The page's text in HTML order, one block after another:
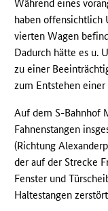
Während eines
haben offensichtlich
vierten Wagen
Dadurch hätte es u.
zu einer
zum Entstehen
Auf dem S-Bahnhof
Fahnenstangen
(Richtung
der auf der Strecke
Fenster und
Haltestangen